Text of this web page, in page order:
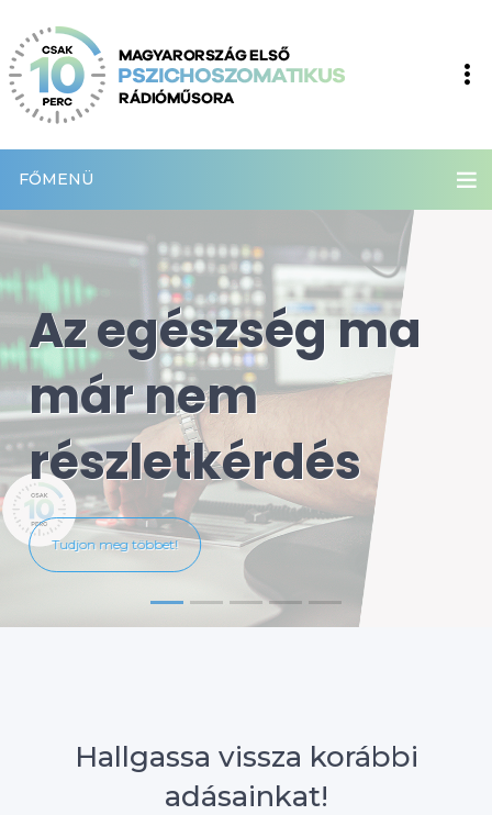
FŐMENÜ
Az egészség ma
már nem
részletkérdés
Tudjon meg többet!
Hallgassa vissza korábbi
adásainkat!